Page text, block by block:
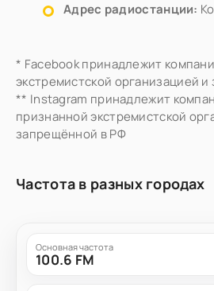
Адрес радиостанции:
* Facebook принадлежит
экстремистской организацией
** Instagram принадлежит
признанной экстремистской
запрещённой в РФ
Частота в разных городах
Основная частота
100.6 FM